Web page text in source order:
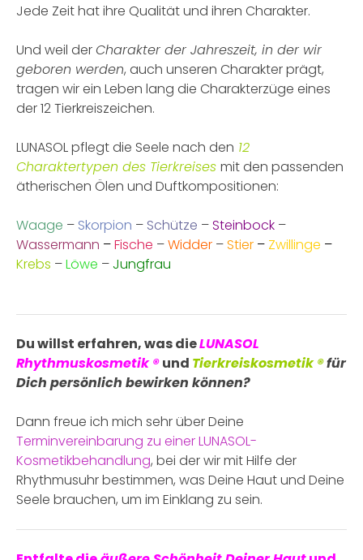
Jede Zeit hat ihre Qualität und ihren Charakter.
Und weil derCharakter der Jahreszeit, in der wir
geboren werden, auch unseren Charakter prägt,
tragen wir ein Leben lang die Charakterzüge eines
der 12 Tierkreiszeichen.
LUNASOL pflegt die Seele nach den 12
Charaktertypen des Tierkreises mit den passenden
ätherischen Ölen und Duftkompositionen:
Waage – Skorpion – Schütze –Steinbock –
Wassermann –Fische –Widder –Stier – Zwillinge –
Krebs –Löwe – Jungfrau
Du willst erfahren, was dieLUNASOL
Rhythmuskosmetik ®und Tierkreiskosmetik ®für
Dich persönlich bewirken können?
Dann freue ich mich sehr über Deine
Terminvereinbarung zu einer LUNASOL-
Kosmetikbehandlung, bei der wir mit Hilfe der
Rhythmusuhr bestimmen, was Deine Haut und Deine
Seele brauchen, um im Einklang zu sein.